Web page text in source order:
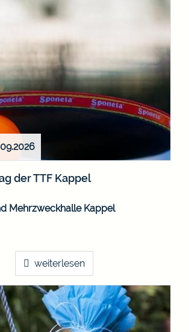
der TTF Kappel
Mehrzweckhalle Kappel
weiterlesen